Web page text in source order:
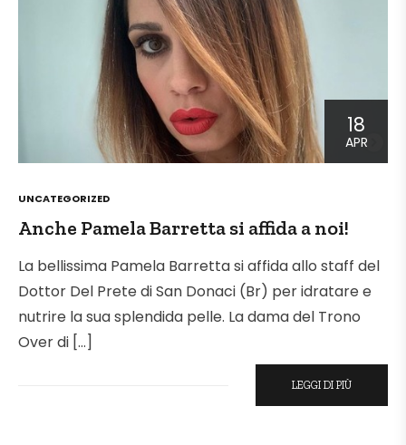
18
APR
POSTED
UNCATEGORIZED
Anche Pamela Barretta si affida a noi!
La bellissima Pamela Barretta si affida allo staff del
Dottor Del Prete di San Donaci (Br) per idratare e
nutrire la sua splendida pelle. La dama del Trono
Over di […]
LEGGI DI PIÙ